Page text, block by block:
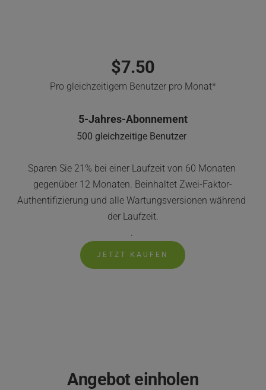
$7.50
Pro gleichzeitigem Benutzer pro Monat*
5-Jahres-Abonnement
500 gleichzeitige Benutzer
Sparen Sie 21% bei einer Laufzeit von 60 Monaten
gegenüber 12 Monaten. Beinhaltet Zwei-Faktor-
Authentifizierung und alle Wartungsversionen während
der Laufzeit.
.
JETZT KAUFEN
Angebot einholen